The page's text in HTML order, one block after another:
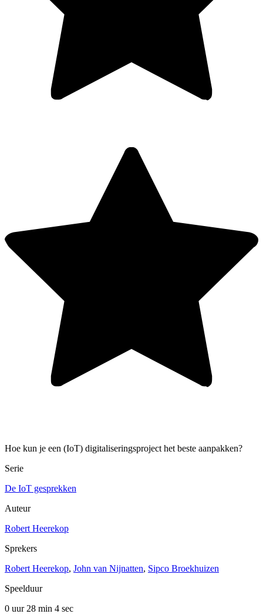
Hoe kun je een (IoT) digitaliseringsproject het beste aanpakken?
Serie
De IoT gesprekken
Auteur
Robert Heerekop
Sprekers
Robert Heerekop, John van Nijnatten, Sipco Broekhuizen
Speelduur
0 uur 28 min 4 sec